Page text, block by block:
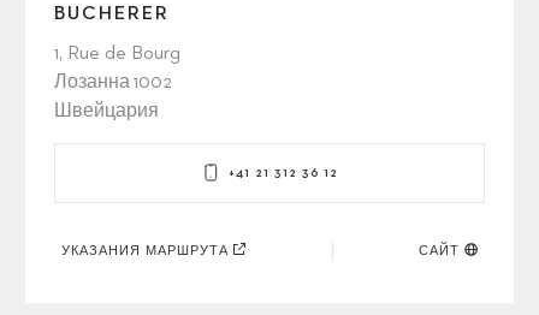
BUCHERER
1, Rue de Bourg
Лозанна 1002
Швейцария
+41 21 312 36 12
УКАЗАНИЯ МАРШРУТА САЙТ